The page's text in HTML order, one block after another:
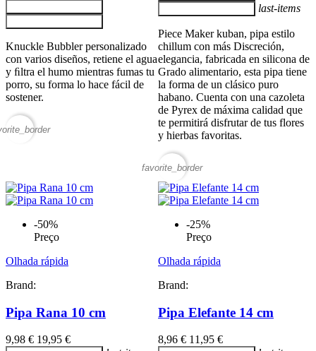
Knuckle Bubbler personalizado
con varios diseños, retiene el agua
y ﬁltra el humo mientras fumas tu
porro, su forma lo hace fácil de
sostener.
last-items
Piece Maker kuban, pipa estilo
chillum con más Discreción,
elegancia, fabricada en silicona de
Grado alimentario, esta pipa tiene
la forma de un clásico puro
habano. Cuenta con una cazoleta
de Pyrex de máxima calidad que
te permitirá disfrutar de tus flores
y hierbas favoritas.
favorite_border
-50%
Preço
Olhada rápida
Brand:
Pipa Rana 10 cm
9,98 € 19,95 €
-25%
Preço
Olhada rápida
Brand:
Pipa Elefante 14 cm
8,96 € 11,95 €